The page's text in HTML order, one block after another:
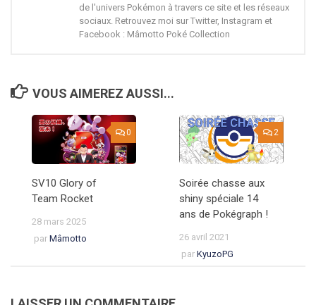
de l'univers Pokémon à travers ce site et les réseaux
sociaux. Retrouvez moi sur Twitter, Instagram et
Facebook : Mâmotto Poké Collection
VOUS AIMEREZ AUSSI...
0
SV10 Glory of
Team Rocket
28 mars 2025
par Mâmotto
2
Soirée chasse aux
shiny spéciale 14
ans de Pokégraph !
26 avril 2021
par KyuzoPG